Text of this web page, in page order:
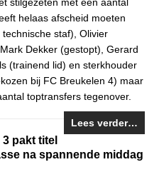
stilgezeten met een aantal
helaas afscheid moeten
staf), Olivier
Dekker (gestopt), Gerard
(trainend lid) en sterkhouder
bij FC Breukelen 4) maar
toptransfers tegenover.
Lees verder…
pakt titel
na spannende middag